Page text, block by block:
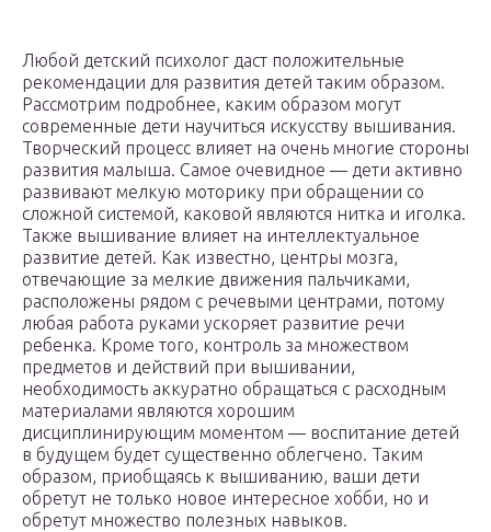
Любой детский психолог даст положительные
рекомендации для развития детей таким образом.
Рассмотрим подробнее, каким образом могут
современные дети научиться искусству вышивания.
Творческий процесс влияет на очень многие стороны
развития малыша. Самое очевидное — дети активно
развивают мелкую моторику при обращении со
сложной системой, каковой являются нитка и иголка.
Также вышивание влияет на интеллектуальное
развитие детей. Как известно, центры мозга,
отвечающие за мелкие движения пальчиками,
расположены рядом с речевыми центрами, потому
любая работа руками ускоряет развитие речи
ребенка. Кроме того, контроль за множеством
предметов и действий при вышивании,
необходимость аккуратно обращаться с расходным
материалами являются хорошим
дисциплинирующим моментом — воспитание детей
в будущем будет существенно облегчено. Таким
образом, приобщаясь к вышиванию, ваши дети
обретут не только новое интересное хобби, но и
обретут множество полезных навыков.